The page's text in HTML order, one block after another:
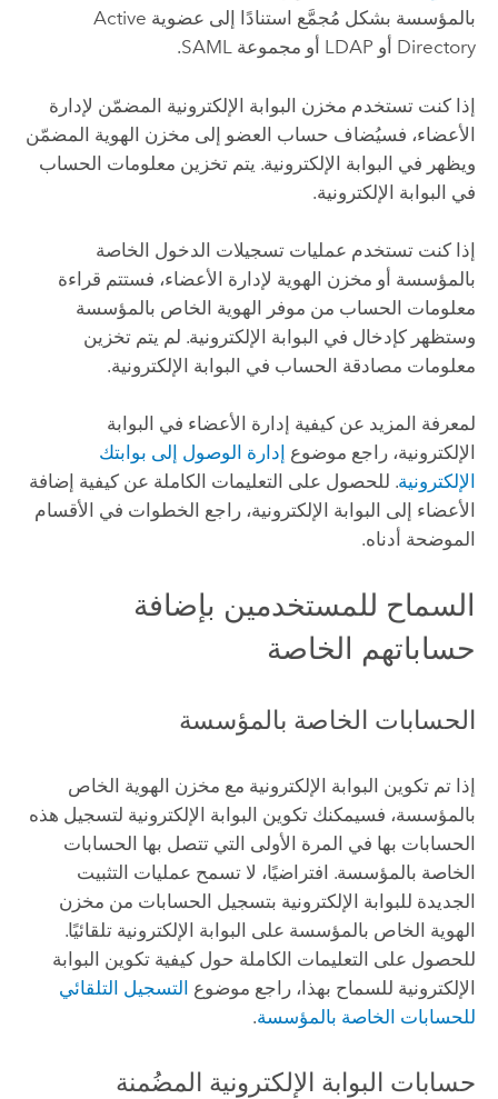
بالمؤسسة بشكل مُجمَّع استنادًا إلى عضوية Active
Directory أو LDAP أو مجموعة SAML
.
إذا كنت تستخدم مخزن البوابة الإلكترونية المضمّن لإدارة
الأعضاء، فسيُضاف حساب العضو إلى مخزن الهوية المضمّن
ويظهر في البوابة الإلكترونية. يتم تخزين معلومات الحساب
في البوابة الإلكترونية.
إذا كنت تستخدم عمليات تسجيلات الدخول الخاصة
بالمؤسسة أو مخزن الهوية لإدارة الأعضاء، فستتم قراءة
معلومات الحساب من موفر الهوية الخاص بالمؤسسة
وستظهر كإدخال في البوابة الإلكترونية. لم يتم تخزين
معلومات مصادقة الحساب في البوابة الإلكترونية.
لمعرفة المزيد عن كيفية إدارة الأعضاء في البوابة
الإلكترونية، راجع موضوع إدارة الوصول إلى بوابتك
الإلكترونية. للحصول على التعليمات الكاملة عن كيفية إضافة
الأعضاء إلى البوابة الإلكترونية، راجع الخطوات في الأقسام
الموضحة أدناه.
السماح للمستخدمين بإضافة
حساباتهم الخاصة
الحسابات الخاصة بالمؤسسة
إذا تم تكوين البوابة الإلكترونية مع مخزن الهوية الخاص
بالمؤسسة، فسيمكنك تكوين البوابة الإلكترونية لتسجيل هذه
الحسابات بها في المرة الأولى التي تتصل بها الحسابات
الخاصة بالمؤسسة. افتراضيًا، لا تسمح عمليات التثبيت
الجديدة للبوابة الإلكترونية بتسجيل الحسابات من مخزن
الهوية الخاص بالمؤسسة على البوابة الإلكترونية تلقائيًا.
للحصول على التعليمات الكاملة حول كيفية تكوين البوابة
الإلكترونية للسماح بهذا، راجع موضوع التسجيل التلقائي
للحسابات الخاصة بالمؤسسة.
حسابات البوابة الإلكترونية المضُمنة